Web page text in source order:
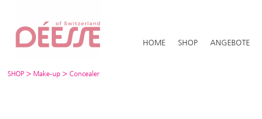
HOME SHOP ANGEBOTE
SHOP > Make-up > Concealer